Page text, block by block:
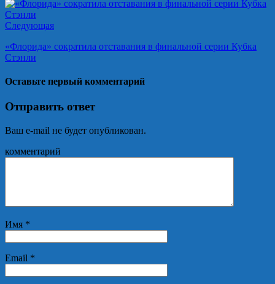
Следующая
«Флорида» сократила отставания в финальной серии Кубка
Стэнли
Оставьте первый комментарий
Отправить ответ
Ваш e-mail не будет опубликован.
комментарий
Имя *
Email *